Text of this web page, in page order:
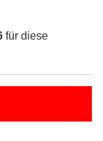
für diese